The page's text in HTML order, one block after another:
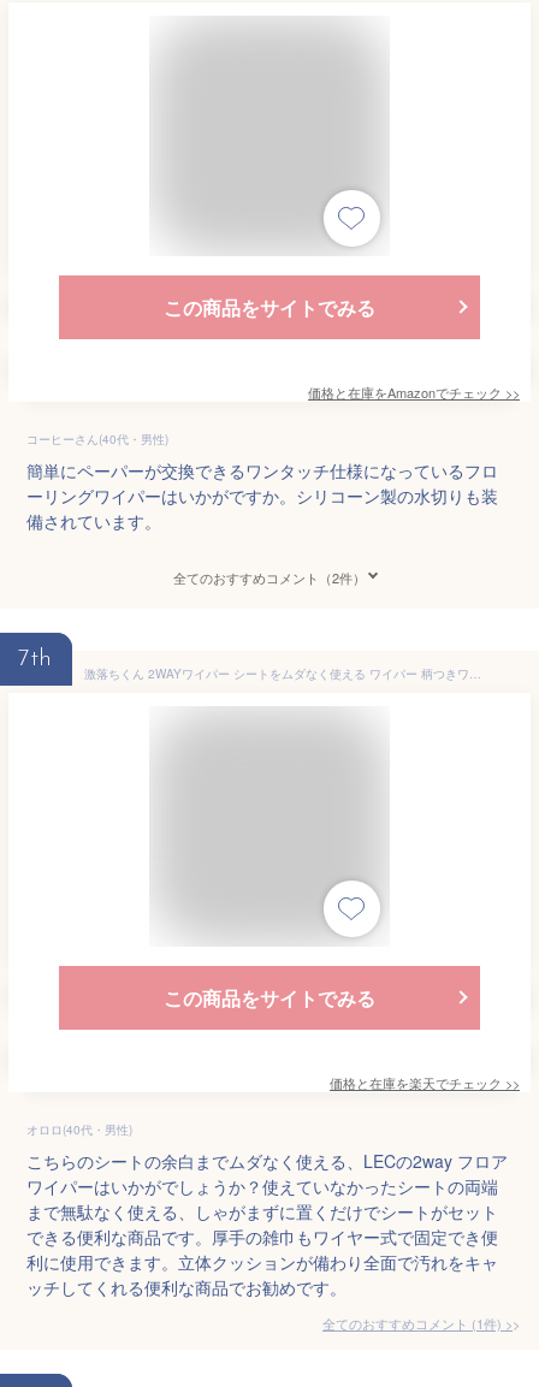
この商品をサイトでみる
価格と在庫をAmazonでチェック >>
コーヒーさん(40代・男性)
簡単にペーパーが交換できるワンタッチ仕様になっているフロ
ーリングワイパーはいかがですか。シリコーン製の水切りも装
備されています。
全てのおすすめコメント（2件）
7th
激落ちくん 2WAYワイパー シートをムダなく使える ワイパー 柄つきワイパー フローリングワイパー フロアワイパー 掃除シート ウェットシート レック ダイレクト lec
この商品をサイトでみる
価格と在庫を楽天でチェック >>
オロロ(40代・男性)
こちらのシートの余白までムダなく使える、LECの2way フロア
ワイパーはいかがでしょうか？使えていなかったシートの両端
まで無駄なく使える、しゃがまずに置くだけでシートがセット
できる便利な商品です。厚手の雑巾もワイヤー式で固定でき便
利に使用できます。立体クッションが備わり全面で汚れをキャ
ッチしてくれる便利な商品でお勧めです。
全てのおすすめコメント (1件) >